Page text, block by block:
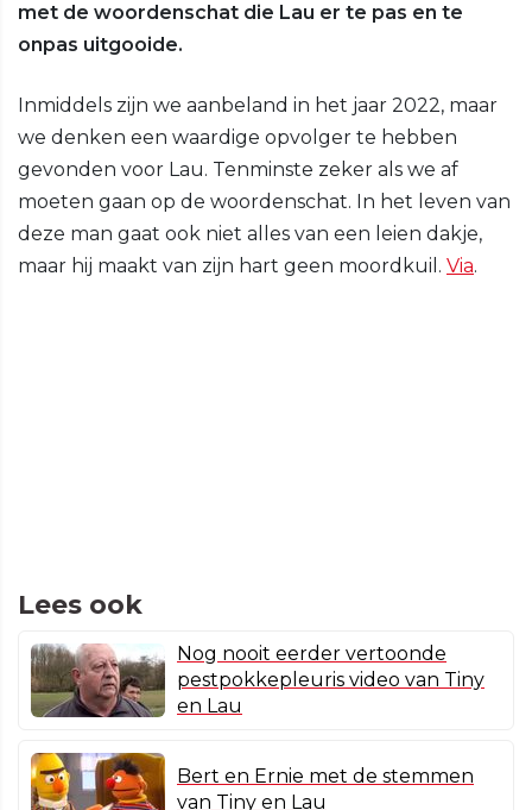
met de woordenschat die Lau er te pas en te
onpas uitgooide.
Inmiddels zijn we aanbeland in het jaar 2022, maar
we denken een waardige opvolger te hebben
gevonden voor Lau. Tenminste zeker als we af
moeten gaan op de woordenschat. In het leven van
deze man gaat ook niet alles van een leien dakje,
maar hij maakt van zijn hart geen moordkuil. Via.
Lees ook
Nog nooit eerder vertoonde
pestpokkepleuris video van Tiny
en Lau
Bert en Ernie met de stemmen
van Tiny en Lau